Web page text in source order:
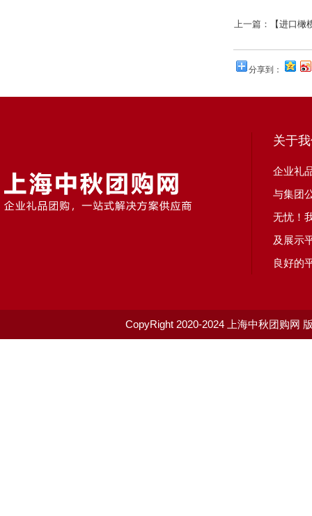
上一篇： 【进口
分享到：
关于
企业礼
与集团
无忧！
及展示
良好的
CopyRight 2020-2024 上海中秋团购网